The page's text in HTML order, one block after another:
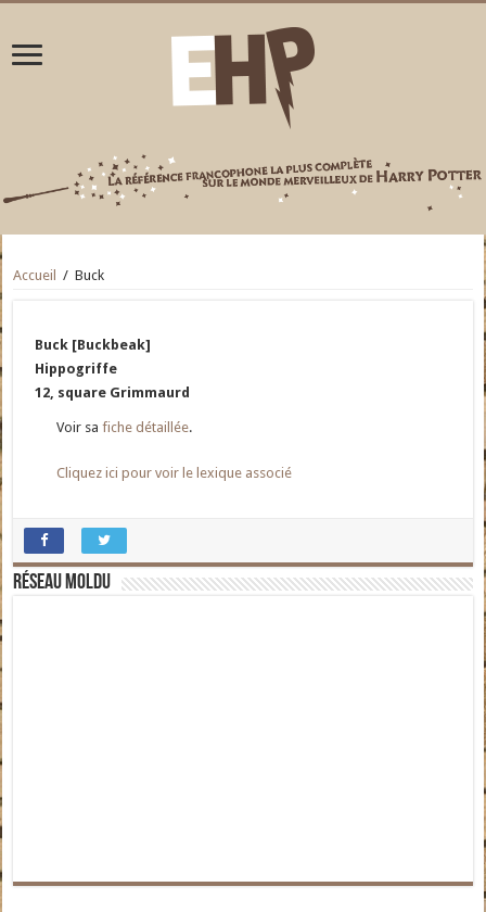
Accueil / Buck
Buck [Buckbeak]
Hippogriffe
12, square Grimmaurd
Voir safiche détaillée.
Cliquez ici pour voir le lexique associé
Réseau moldu